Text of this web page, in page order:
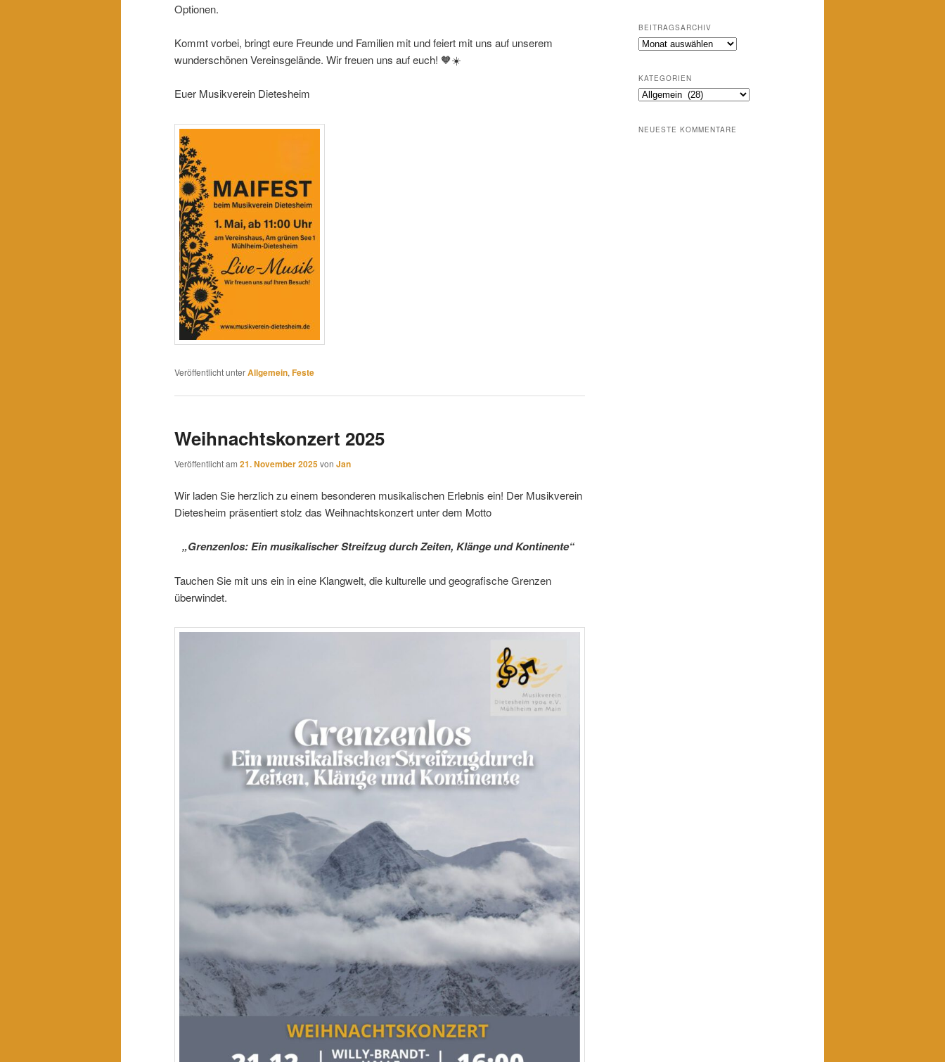
Optionen.
Kommt vorbei, bringt eure Freunde und Familien mit und feiert mit uns auf unserem
wunderschönen Vereinsgelände. Wir freuen uns auf euch! 🧡☀️
Euer Musikverein Dietesheim
Veröffentlicht unterAllgemein, Feste
Weihnachtskonzert 2025
Veröffentlicht am 21. November 2025von Jan
Wir laden Sie herzlich zu einem besonderen musikalischen Erlebnis ein! Der Musikverein
Dietesheim präsentiert stolz das Weihnachtskonzert unter dem Motto
„Grenzenlos: Ein musikalischer Streifzug durch Zeiten, Klänge und Kontinente“
Tauchen Sie mit uns ein in eine Klangwelt, die kulturelle und geografische Grenzen
überwindet.
BEITRAGSARCHIV
Beitragsarchiv
KATEGORIEN
Kategorien
NEUESTE KOMMENTARE